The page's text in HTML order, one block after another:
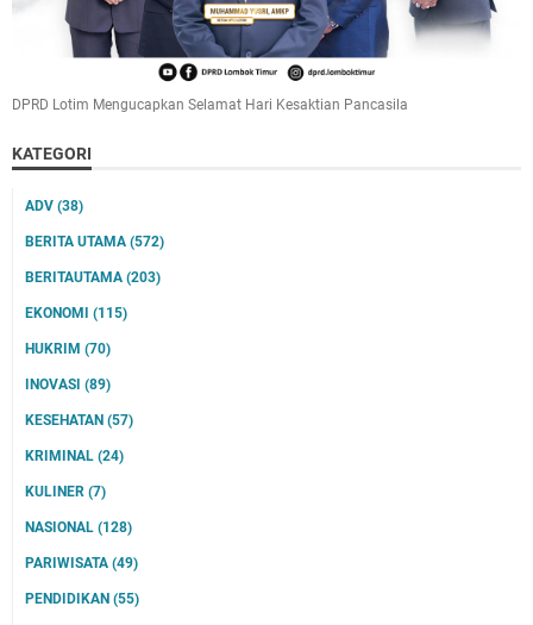
DPRD Lotim Mengucapkan Selamat Hari Kesaktian Pancasila
KATEGORI
ADV (38)
BERITA UTAMA (572)
BERITAUTAMA (203)
EKONOMI (115)
HUKRIM (70)
INOVASI (89)
KESEHATAN (57)
KRIMINAL (24)
KULINER (7)
NASIONAL (128)
PARIWISATA (49)
PENDIDIKAN (55)